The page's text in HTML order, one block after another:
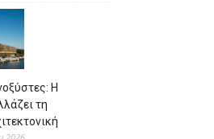
Η
τη